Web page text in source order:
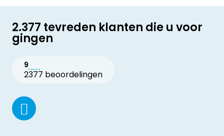
2.377 tevreden klanten die u voor
gingen
9
2377 beoordelingen